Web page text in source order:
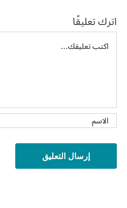
اترك تعليقًا
تعليق